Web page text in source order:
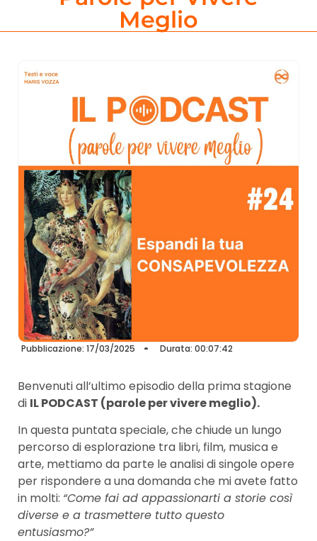
Meglio
Pubblicazione: 17/03/2025 Durata: 00:07:42
Benvenuti all’ultimo episodio della prima stagione
di IL PODCAST (parole per vivere meglio).
In questa puntata speciale, che chiude un lungo
percorso di esplorazione tra libri, film, musica e
arte, mettiamo da parte le analisi di singole opere
per rispondere a una domanda che mi avete fatto
in molti: “Come fai ad appassionarti a storie così
diverse e a trasmettere tutto questo
entusiasmo?”